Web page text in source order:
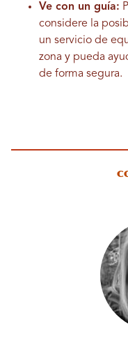
Ve con un guía:
considere la
un servicio de
zona y pueda
de forma segura.